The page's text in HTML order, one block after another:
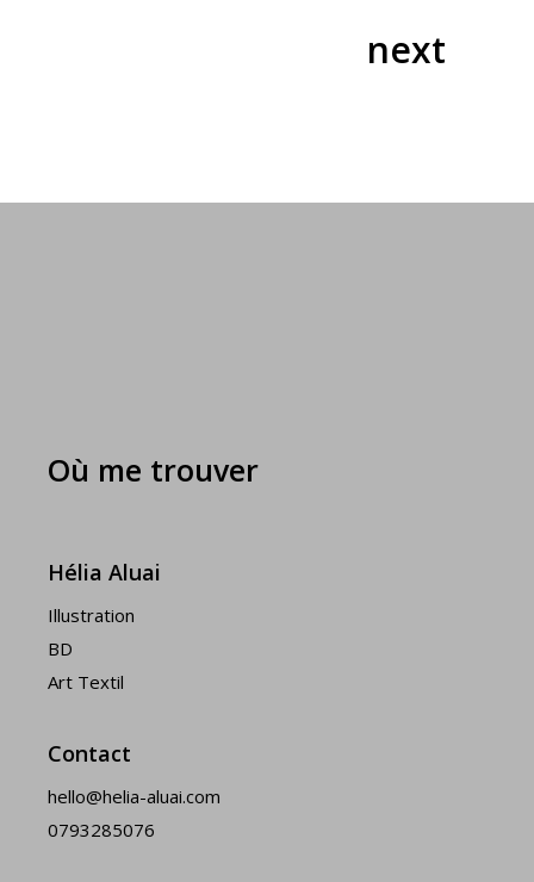
next
Où me trouver
Hélia Aluai
Illustration
BD
Art Textil
Contact
hello@helia-aluai.com
0793285076